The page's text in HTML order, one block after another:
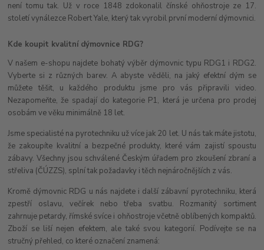
není tomu tak. Už v roce 1848 zdokonalil čínské ohňostroje ze 17.
století vynálezce Robert Yale, který tak vyrobil první moderní dýmovnici.
Kde koupit kvalitní dýmovnice RDG?
V našem e-shopu najdete bohatý výběr dýmovnic typu RDG1 i RDG2.
Vyberte si z různých barev. A abyste věděli, na jaký efektní dým se
můžete těšit, u každého produktu jsme pro vás připravili video.
Nezapomeňte, že spadají do kategorie P1, která je určena pro prodej
osobám ve věku minimálně 18 let.
Jsme specialisté na pyrotechniku už více jak 20 let. U nás tak máte jistotu,
že zakoupíte kvalitní a bezpečné produkty, které vám zajistí spoustu
zábavy. Všechny jsou schválené Českým úřadem pro zkoušení zbraní a
střeliva (ČÚZZS), splní tak požadavky i těch nejnáročnějších z vás.
Kromě dýmovnic RDG u nás najdete i další zábavní pyrotechniku, která
zpestří oslavu, večírek nebo třeba svatbu. Rozmanitý sortiment
zahrnuje petardy, římské svíce i ohňostroje včetně oblíbených kompaktů.
Zboží se liší nejen efektem, ale také svou kategorií. Podívejte se na
stručný přehled, co které označení znamená: